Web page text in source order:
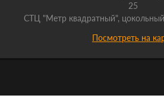
25
СТЦ "Метр квадратный",
Посмотреть на